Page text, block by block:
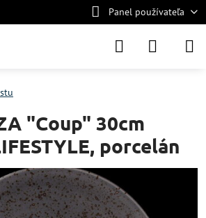
Panel používateľa
"Coup" 30cm
porcelán